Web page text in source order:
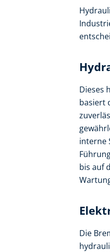
Dieses
basiert
interne
bis auf
Die